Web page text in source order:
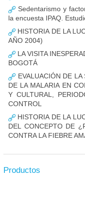
Sedentarismo y
la encuesta IPAQ.
HISTORIA DE LA
AÑO 2004)
LA VISITA
BOGOTÁ
EVALUACIÓN DE
DE LA MALARIA EN
Y CULTURAL,
CONTROL
HISTORIA DE LA
DEL CONCEPTO DE
CONTRA LA FIEBRE
Productos